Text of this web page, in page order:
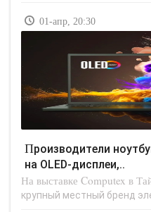
01-апр, 20:30
Производители ноутбуков массово переходят
на OLED-дисплеи,..
На выставке Computex в
крупный местный бренд